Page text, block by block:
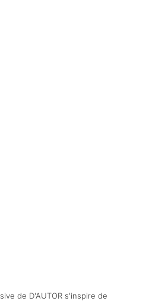
de D'AUTOR s'inspire de